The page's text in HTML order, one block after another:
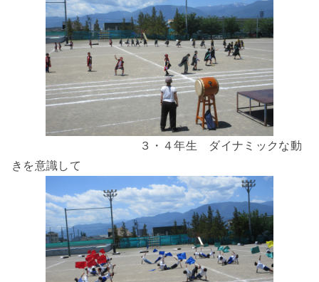
３・４年生 ダイナミックな動
きを意識して